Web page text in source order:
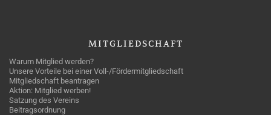
MITGLIEDSCHAFT
Warum Mitglied werden?
Unsere Vorteile bei einer Voll-/Fördermitgliedschaft
Mitgliedschaft beantragen
Aktion: Mitglied werben!
Satzung des Vereins
Beitragsordnung